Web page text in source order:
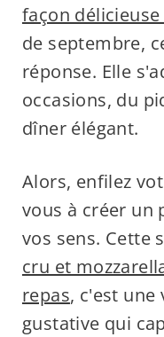
façon
de septembre,
réponse. Elle
occasions, du
dîner élégant.
Alors, enfilez
vous à créer un
vos sens. Cette
cru et
repas, c'est une
gustative qui